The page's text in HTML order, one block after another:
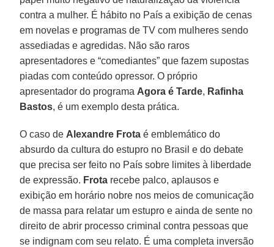
contra a mulher. É hábito no País a exibição de cenas
em novelas e programas de TV com mulheres sendo
assediadas e agredidas. Não são raros
apresentadores e “comediantes” que fazem supostas
piadas com conteúdo opressor. O próprio
apresentador do programa Agora é Tarde, Rafinha
Bastos, é um exemplo desta prática.
O caso de Alexandre Frota é emblemático do
absurdo da cultura do estupro no Brasil e do debate
que precisa ser feito no País sobre limites à liberdade
de expressão. Frota recebe palco, aplausos e
exibição em horário nobre nos meios de comunicação
de massa para relatar um estupro e ainda de sente no
direito de abrir processo criminal contra pessoas que
se indignam com seu relato. É uma completa inversão